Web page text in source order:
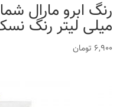
میلی لیتر رنگ
6,900 تومان